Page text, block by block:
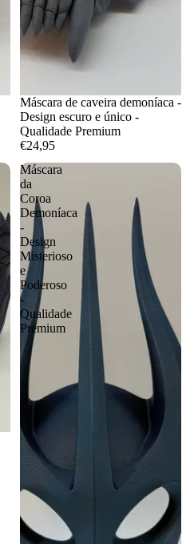
Máscara de caveira demoníaca -
Design escuro e único -
Qualidade Premium
€24,95
Máscara
da
Coroa
Demoníaca
-
Design
Misterioso
e
Poderoso
-
Qualidade
Premium